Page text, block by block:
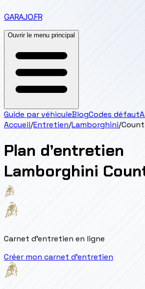
GARAJO.FR
Ouvrir le menu principal
Guide par véhiculeBlogCodes défaut
Accueil/Entretien/Lamborghini/
Plan d’entretien
Lamborghini
Carnet d'entretien en ligne
Créer mon carnet d'entretien